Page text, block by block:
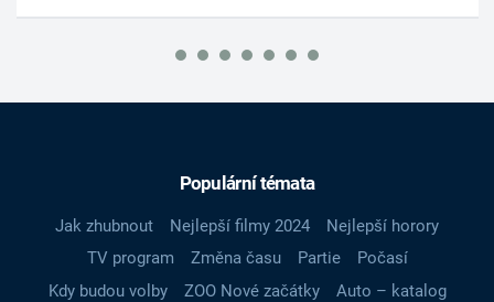
Populární témata
Jak zhubnout Nejlepší filmy 2024
Nejlepší horory
TV program
Změna času Partie
Počasí
Kdy budou volby
ZOO Nové začátky
Auto – katalog